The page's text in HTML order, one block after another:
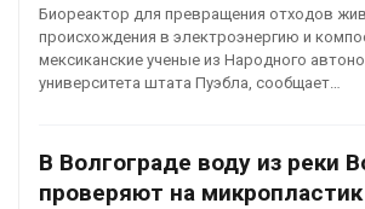
Биореактор для превращения отходов
происхождения в электроэнергию и
мексиканские ученые из Народного
университета штата Пуэбла, сообщает…
В Волгограде воду из реки
проверяют на микропластик